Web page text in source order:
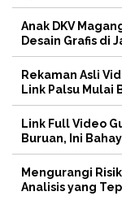
Anak DKV
Desain Grafis di
Rekaman Asli
Link Palsu Mulai
Link Full Video
Buruan, Ini
Mengurangi
Analisis yang